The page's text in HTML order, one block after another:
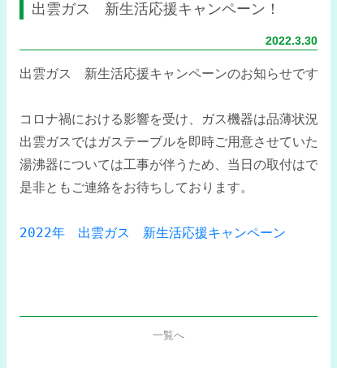
出雲ガス 新生活応援キャンペーン！
2022.3.30
出雲ガス　新生活応援キャンペーンのお知らせです！
コロナ禍における影響を受け、ガス機器は品薄状況で
出雲ガスではガステーブルを即時ご用意させていただ
湯沸器については工事が伴うため、当日の取付はで
是非ともご連絡をお待ちしております。
2022年　出雲ガス　新生活応援キャンペーン
一覧へ